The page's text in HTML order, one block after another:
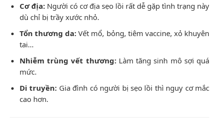
Cơ địa: Người có cơ địa sẹo lồi rất dễ gặp tình trạng này
dù chỉ bị trầy xước nhỏ.
Tổn thương da: Vết mổ, bỏng, tiêm vaccine, xỏ khuyên
tai…
Nhiễm trùng vết thương:Làm tăng sinh mô sợi quá
mức.
Di truyền: Gia đình có người bị sẹo lồi thì nguy cơ mắc
cao hơn.